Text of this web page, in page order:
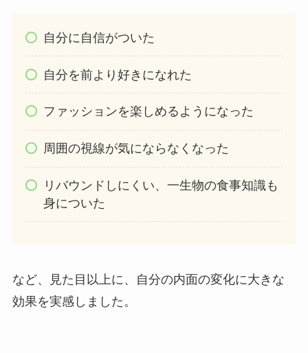
自分に自信がついた
自分を前より好きになれた
ファッションを楽しめるようになった
周囲の視線が気にならなくなった
リバウンドしにくい、一生物の食事知識も
身についた
など、見た目以上に、自分の内面の変化に大きな
効果を実感しました。